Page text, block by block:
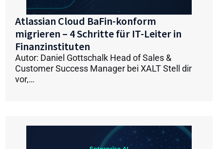
Atlassian Cloud BaFin-konform
migrieren – 4 Schritte für IT-Leiter in
Finanzinstituten
Autor: Daniel Gottschalk Head of Sales &
Customer Success Manager bei XALT Stell dir
vor,…